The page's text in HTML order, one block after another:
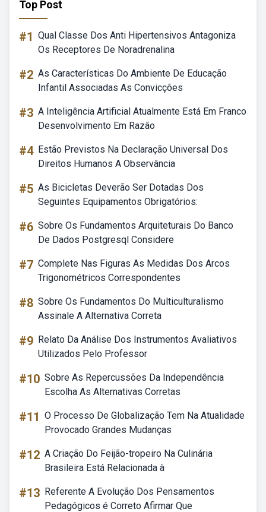
Top Post
#1 Qual Classe Dos Anti Hipertensivos Antagoniza
Os Receptores De Noradrenalina
#2 As Características Do Ambiente De Educação
Infantil Associadas As Convicções
#3 A Inteligência Artificial Atualmente Está Em Franco
Desenvolvimento Em Razão
#4 Estão Previstos Na Declaração Universal Dos
Direitos Humanos A Observância
#5 As Bicicletas Deverão Ser Dotadas Dos
Seguintes Equipamentos Obrigatórios:
#6 Sobre Os Fundamentos Arquiteturais Do Banco
De Dados Postgresql Considere
#7 Complete Nas Figuras As Medidas Dos Arcos
Trigonométricos Correspondentes
#8 Sobre Os Fundamentos Do Multiculturalismo
Assinale A Alternativa Correta
#9 Relato Da Análise Dos Instrumentos Avaliativos
Utilizados Pelo Professor
#10 Sobre As Repercussões Da Independência
Escolha As Alternativas Corretas
#11 O Processo De Globalização Tem Na Atualidade
Provocado Grandes Mudanças
#12 A Criação Do Feijão-tropeiro Na Culinária
Brasileira Está Relacionada à
#13 Referente A Evolução Dos Pensamentos
Pedagógicos é Correto Afirmar Que